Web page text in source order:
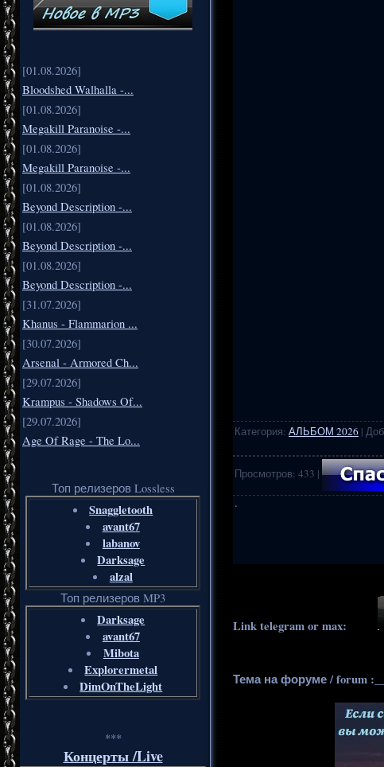
[01.08.2026]
Bloodshed Walhalla -...
[01.08.2026]
Megakill Paranoise -...
[01.08.2026]
Megakill Paranoise -...
[01.08.2026]
Beyond Description -...
[01.08.2026]
Beyond Description -...
[01.08.2026]
Beyond Description -...
[31.07.2026]
Khanus - Flammarion ...
[30.07.2026]
Arsenal - Armored Ch...
[29.07.2026]
Krampus - Shadows Of...
[29.07.2026]
Age Of Rage - The Lo...
Топ релизеров Lossless
Snaggletooth
avant67
labanov
Darksage
alzal
Топ релизеров MP3
Darksage
avant67
Mibota
Explorermetal
DimOnTheLight
***
Концерты /Live
Категория: АЛЬБОМ 2026 |
Просмотров: 433 |
·
Link telegram or max:
Тема на форуме / forum :__